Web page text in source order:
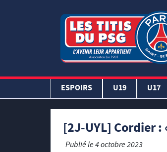
ESPOIRS U19 U17
[2J-UYL] Cordier
Publié le4 octobre 2023